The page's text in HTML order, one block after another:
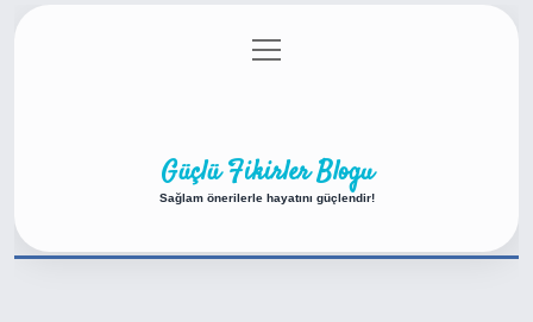
Gizlilik Politikası
menüyü
aç
Güçlü Fikirler Blogu
Sağlam önerilerle hayatını güçlendir!